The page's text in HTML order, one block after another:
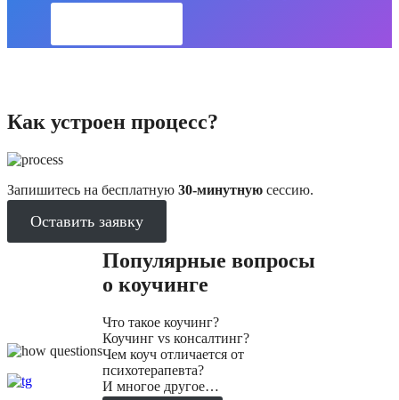
Как устроен процесс?
Запишитесь на бесплатную 30-минутную сессию.
Оставить заявку
Популярные вопросы
о коучинге
Что такое коучинг?
Коучинг vs консалтинг?
Чем коуч отличается от
психотерапевта?
И многое другое…